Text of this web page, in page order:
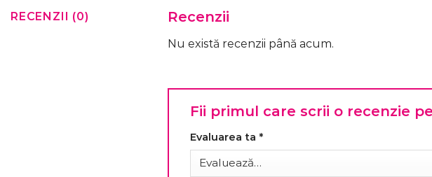
RECENZII (0) Recenzii
Nu există recenzii până acum.
Fii primul care scrii o recenzie
Evaluarea ta *